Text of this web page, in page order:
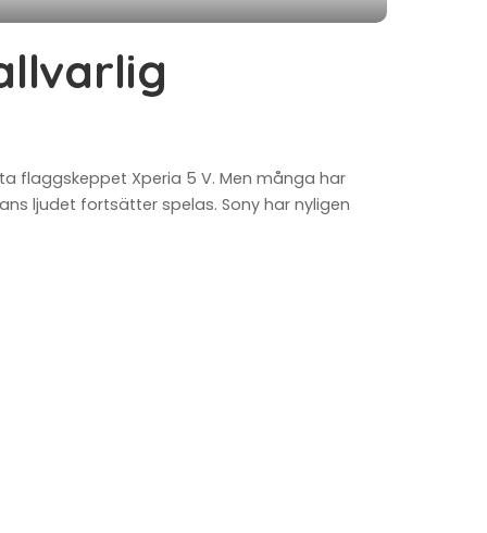
flaggskeppet Xperia 5 V. Men många har
ljudet fortsätter spelas. Sony har nyligen